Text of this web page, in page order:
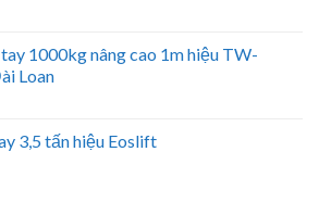
tay 1000kg nâng cao 1m hiệu TW-
Loan
3,5 tấn hiệu Eoslift